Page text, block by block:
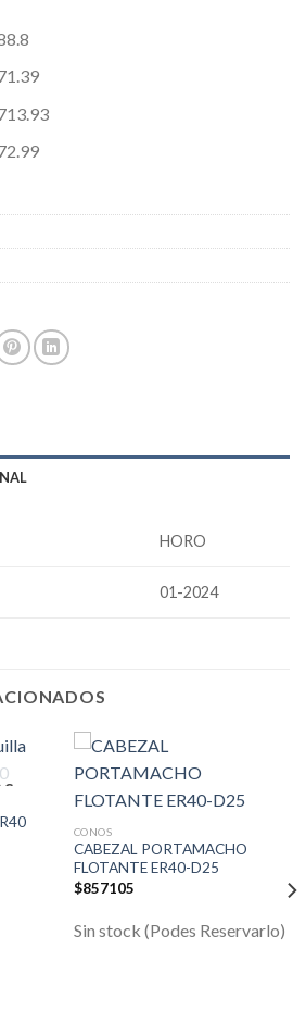
HORO
01-2024
CONOS
CABEZAL PORTAMACHO
FLOTANTE ER40-D25
$857105
Sin stock (Podes Reservarlo)